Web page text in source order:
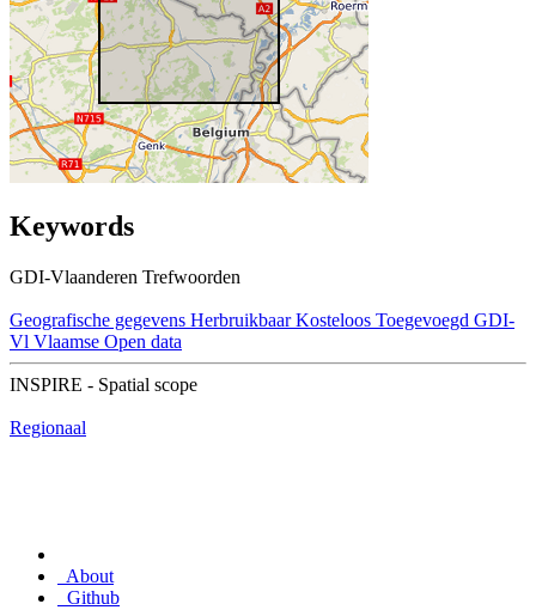
Keywords
GDI-Vlaanderen Trefwoorden
Geografische gegevens Herbruikbaar Kosteloos Toegevoegd GDI-
Vl Vlaamse Open data
INSPIRE - Spatial scope
Regionaal
About
Github